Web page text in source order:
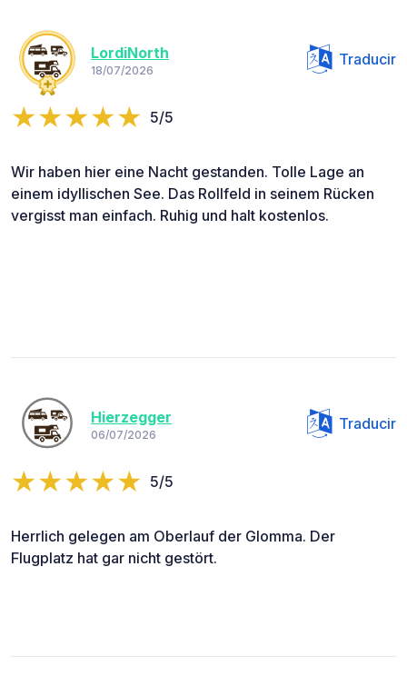
LordiNorth
18/07/2026
Traducir
5/5
Wir haben hier eine Nacht gestanden. Tolle Lage an
einem idyllischen See. Das Rollfeld in seinem Rücken
vergisst man einfach. Ruhig und halt kostenlos.
Hierzegger
06/07/2026
Traducir
5/5
Herrlich gelegen am Oberlauf der Glomma. Der
Flugplatz hat gar nicht gestört.